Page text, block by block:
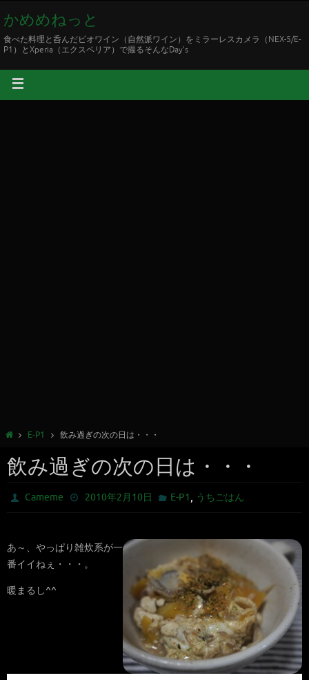
かめめねっと
食べた料理と呑んだビオワイン（自然派ワイン）をミラーレスカメラ（NEX-5/E-
P1）とXperia（エクスペリア）で撮るそんなDay's
E-P1 飲み過ぎの次の日は・・・
飲み過ぎの次の日は・・・
Cameme 2010年2月10日 E-P1 , うちごはん
あ～、やっぱり雑炊系が一
番イイねぇ・・・。
暖まるし^^